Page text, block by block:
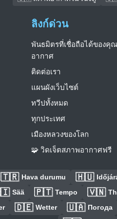
ลิงก์ด่วน
พันธมิตรที่เชื่อถือได้ของคุ
อากาศ
ติดต่อเรา
แผนผังเว็บไซต์
ทวีปทั้งหมด
ทุกประเทศ
เมืองหลวงของโลก
🧩 วิดเจ็ตสภาพอากาศฟรี
🇹🇷 Hava durumu 🇭🇺
Sää 🇵🇹 Tempo 🇻🇳
🇩🇪 Wetter 🇺🇦 Погода